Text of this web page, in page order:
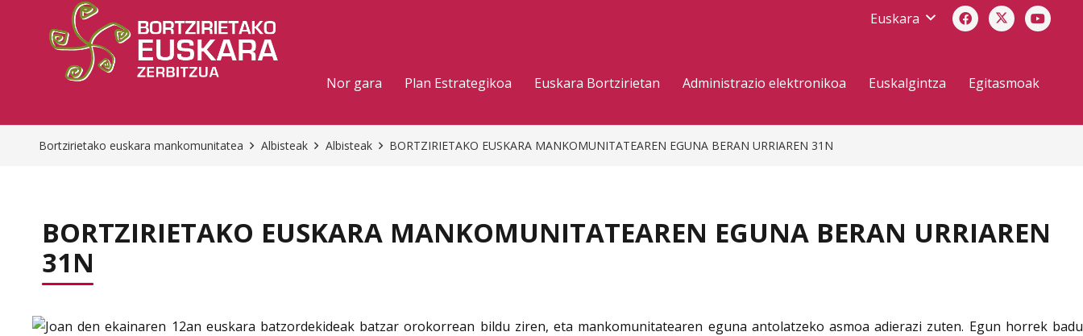
Euskara
Nor gara Plan Estrategikoa Euskara Bortzirietan Administrazio elektronikoa Euskalgintza Egitasmoak
Bortzirietako euskara mankomunitatea Albisteak Albisteak BORTZIRIETAKO EUSKARA MANKOMUNITATEAREN EGUNA BERAN URRIAREN 31N
BORTZIRIETAKO EUSKARA MANKOMUNITATEAREN EGUNA BERAN URRIAREN
31N
Joan den ekainaren 12an euskara batzordekideak batzar orokorrean bildu ziren, eta mankomunitatearen eguna antolatzeko asmoa adierazi zuten. Egun horrek badu